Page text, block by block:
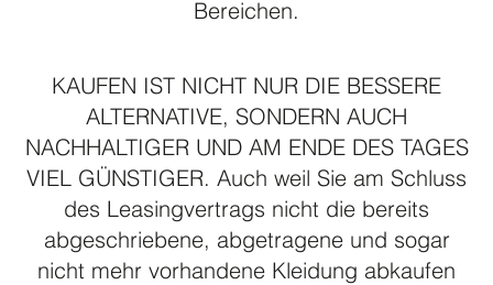
Bereichen.
KAUFEN IST NICHT NUR DIE BESSERE
ALTERNATIVE, SONDERN AUCH
NACHHALTIGER UND AM ENDE DES TAGES
VIEL GÜNSTIGER. Auch weil Sie am Schluss
des Leasingvertrags nicht die bereits
abgeschriebene, abgetragene und sogar
nicht mehr vorhandene Kleidung abkaufen